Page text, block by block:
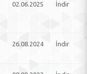
02.06.2025 İndir
26.08.2024 İndir